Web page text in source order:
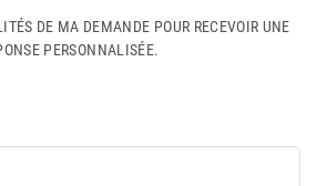
DE MA DEMANDE POUR RECEVOIR UNE
PERSONNALISÉE.